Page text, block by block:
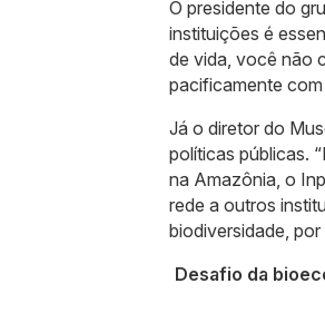
O presidente do
instituições é
de vida, você não
pacificamente
Já o diretor do
políticas públicas.
na Amazônia, o
rede a outros
biodiversidade,
Desafio da